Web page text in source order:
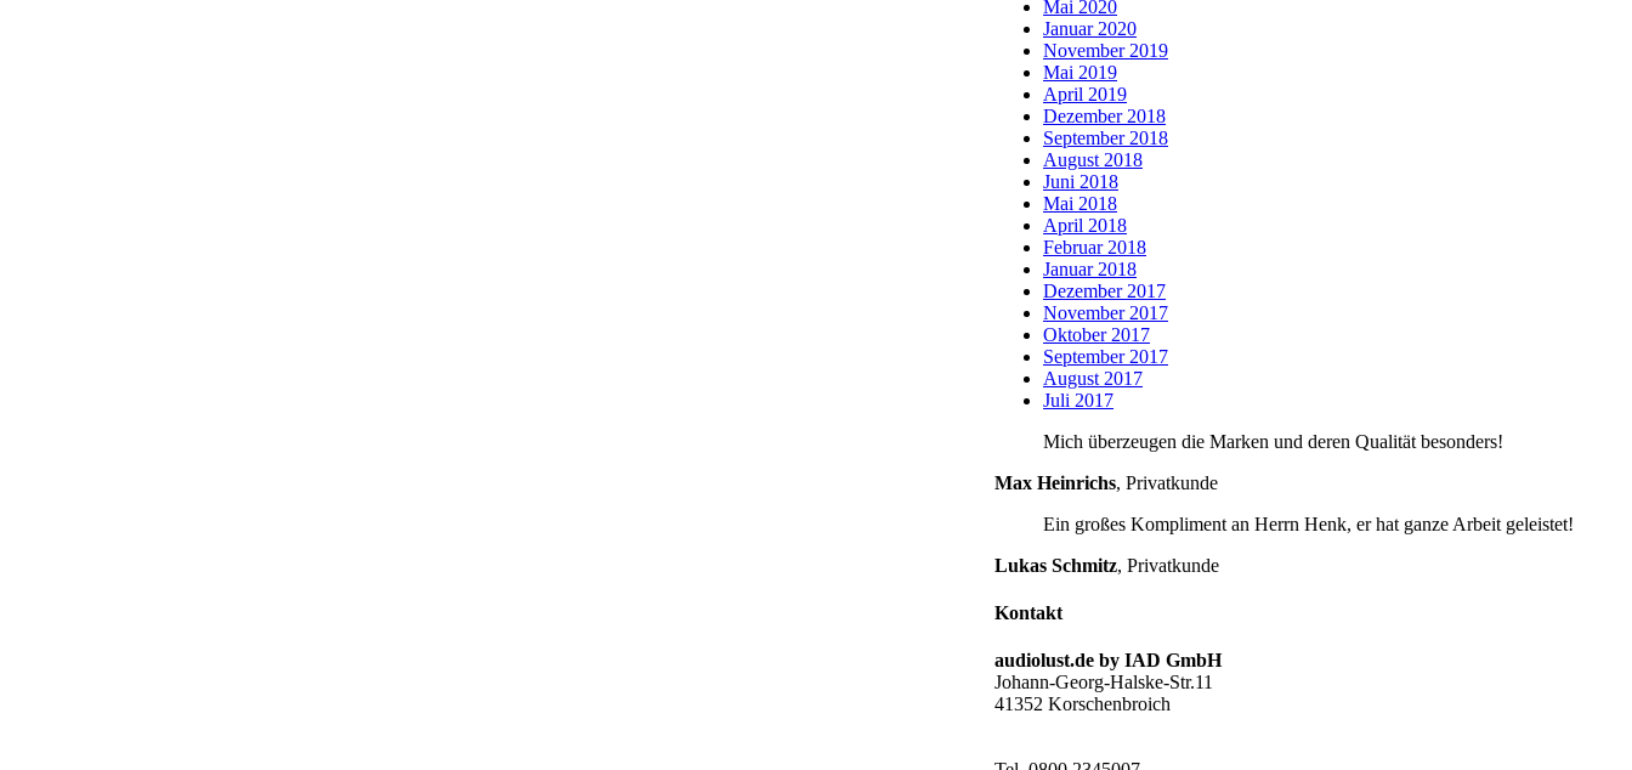
Mai 2020
Januar 2020
November 2019
Mai 2019
April 2019
Dezember 2018
September 2018
August 2018
Juni 2018
Mai 2018
April 2018
Februar 2018
Januar 2018
Dezember 2017
November 2017
Oktober 2017
September 2017
August 2017
Juli 2017
Mich überzeugen die Marken und deren Qualität besonders!
Max Heinrichs, Privatkunde
Ein großes Kompliment an Herrn Henk, er hat ganze Arbeit geleistet!
Lukas Schmitz, Privatkunde
Kontakt
audiolust.de by IAD GmbH
Johann-Georg-Halske-Str.11
41352 Korschenbroich